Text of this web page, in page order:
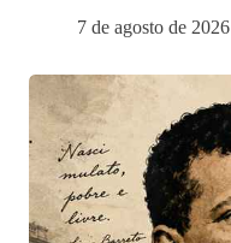
7 de agosto de 2026